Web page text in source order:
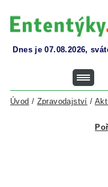
Dnes je 07.08.2026,
Úvod / Zpravodajství /